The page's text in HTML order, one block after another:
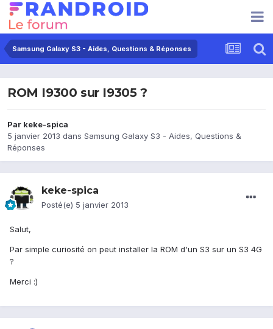
Samsung Galaxy S3 - Aides, Questions & Réponses
ROM I9300 sur I9305 ?
Par keke-spica
5 janvier 2013 dans Samsung Galaxy S3 - Aides, Questions &
Réponses
keke-spica
Posté(e) 5 janvier 2013
Salut,
Par simple curiosité on peut installer la ROM d'un S3 sur un S3 4G
?
Merci :)